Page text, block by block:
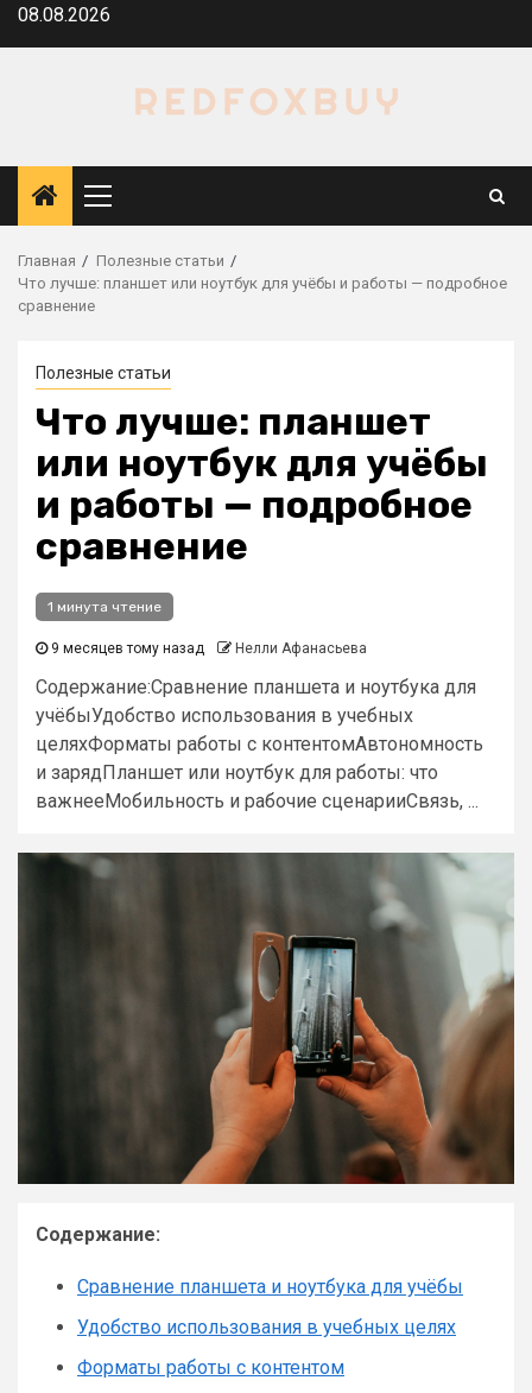
Перейти
08.08.2026
Основное
меню
Главная
Полезные статьи
Что лучше: планшет или ноутбук для учёбы и работы — подробное
сравнение
Полезные статьи
Что лучше: планшет
или ноутбук для учёбы
и работы — подробное
сравнение
1 минута чтение
9 месяцев тому назад Нелли Афанасьева
Содержание:Сравнение планшета и ноутбука для
учёбыУдобство использования в учебных
целяхФорматы работы с контентомАвтономность
и зарядПланшет или ноутбук для работы: что
важнееМобильность и рабочие сценарииСвязь, ...
Содержание:
Сравнение планшета и ноутбука для учёбы
Удобство использования в учебных целях
Форматы работы с контентом